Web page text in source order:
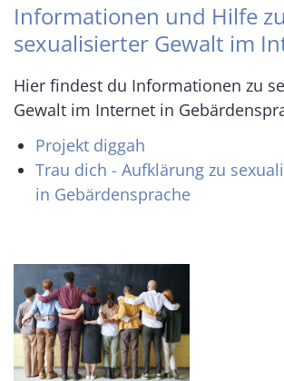
Informationen und Hilfe zu
sexualisierter Gewalt im
Hier findest du Informationen zu
Gewalt im Internet in
Projekt diggah
Trau dich - Aufklärung zu
in Gebärdensprache